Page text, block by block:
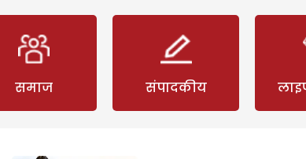
समाज संपादकीय